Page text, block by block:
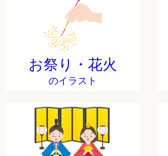
お祭り・花火
のイラスト